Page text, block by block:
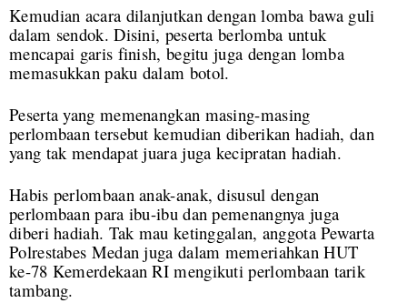
Kemudian acara dilanjutkan dengan lomba bawa guli
dalam sendok. Disini, peserta berlomba untuk
mencapai garis finish, begitu juga dengan lomba
memasukkan paku dalam botol.
Peserta yang memenangkan masing-masing
perlombaan tersebut kemudian diberikan hadiah, dan
yang tak mendapat juara juga kecipratan hadiah.
Habis perlombaan anak-anak, disusul dengan
perlombaan para ibu-ibu dan pemenangnya juga
diberi hadiah. Tak mau ketinggalan, anggota Pewarta
Polrestabes Medan juga dalam memeriahkan HUT
ke-78 Kemerdekaan RI mengikuti perlombaan tarik
tambang.